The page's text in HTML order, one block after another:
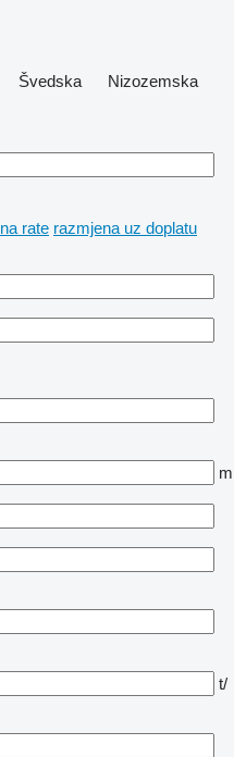
Švedska
Nizozemska
na rate razmjena uz doplatu
m
t/